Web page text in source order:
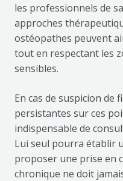
les professionnels de
approches
ostéopathes peuvent
tout en respectant les
sensibles.
En cas de suspicion de
persistantes sur ces
indispensable de
Lui seul pourra établir
proposer une prise en
chronique ne doit